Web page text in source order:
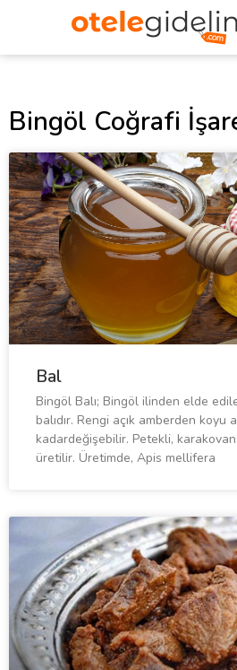
Bingöl Coğrafi
Bal
Bingöl Balı; Bingöl ilinden elde
balıdır. Rengi açık amberden koyu
kadardeğişebilir. Petekli,
üretilir. Üretimde, Apis mellifera